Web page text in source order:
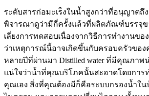
ระดับสารก่อมะเร็งในน้ำสูงกว่าที่อนุญาตถึ
พิจารณาดูว่ามีกี่ครั้งแล้วที่ผลิตภัณฑ์บรรจุข
เลี่ยงการทดสอบเนื่องจากวิธีการทำงานข
ว่าเหตุการณ์นี้อาจเกิดขึ้นกับครอบครัวขอ
หลายปีที่ผ่านมา Distilled water ที่มีคุณภา
แน่ใจว่าน้ำที่คุณบริโภคนั้นสะอาดโดยการ
คุณเอง สิ่งที่คุณต้องมีก็คือระบบกรองน้ำใน